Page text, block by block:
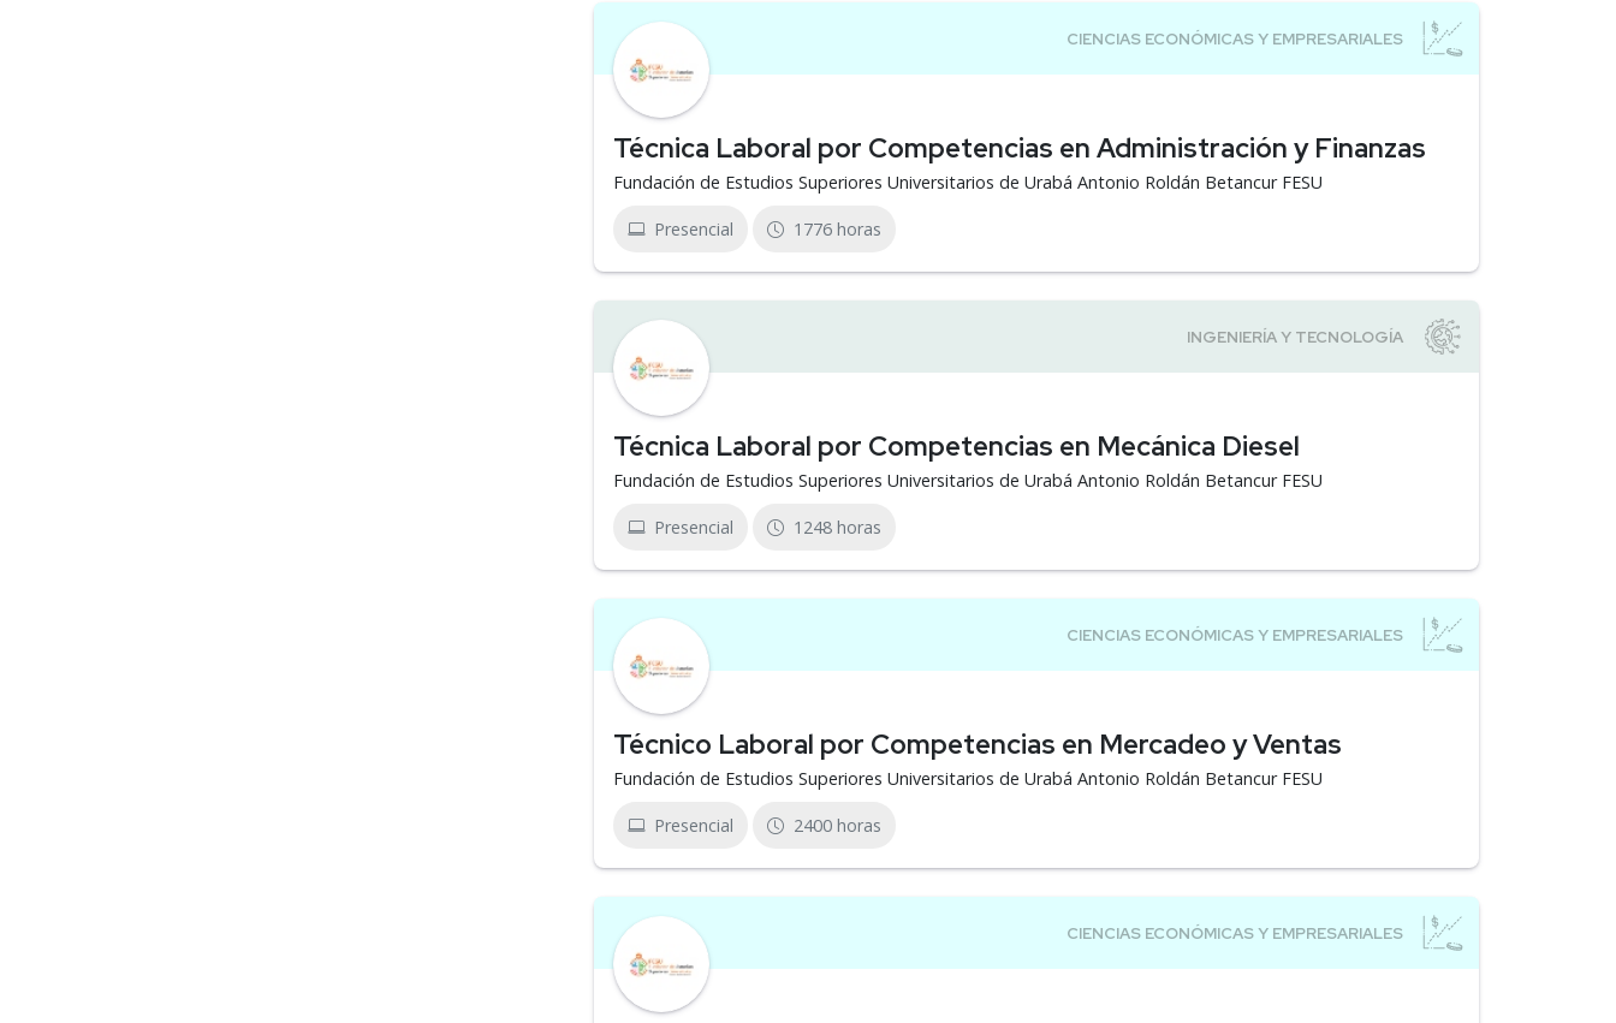
Técnica Laboral por Competencias en Administración y Finanzas
Fundación de Estudios Superiores Universitarios de Urabá Antonio Roldán Betancur FESU
Presencial 1776 horas
Técnica Laboral por Competencias en Mecánica Diesel
Fundación de Estudios Superiores Universitarios de Urabá Antonio Roldán Betancur FESU
Presencial 1248 horas
Técnico Laboral por Competencias en Mercadeo y Ventas
Fundación de Estudios Superiores Universitarios de Urabá Antonio Roldán Betancur FESU
Presencial 2400 horas